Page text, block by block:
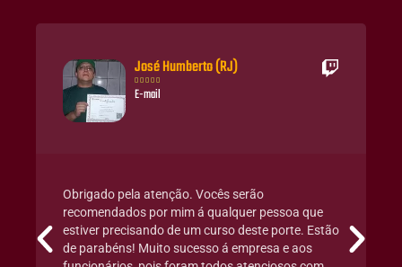
José Humberto (RJ)
    
E-mail
Obrigado pela atenção. Vocês serão
recomendados por mim á qualquer pessoa que
estiver precisando de um curso deste porte. Estão
de parabéns! Muito sucesso á empresa e aos